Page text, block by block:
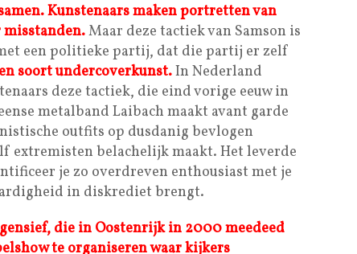
Kunstenaars maken portretten van
Maar deze tactiek van Samson is
een politieke partij, dat die partij er zelf
soort undercoverkunst.In Nederland
deze tactiek, die eind vorige eeuw in
metalband Laibach maakt avant garde
outfits op dusdanig bevlogen
extremisten belachelijk maakt. Het leverde
je zo overdreven enthousiast met je
in diskrediet brengt.
die in Oostenrijk in 2000 meedeed
te organiseren waar kijkers